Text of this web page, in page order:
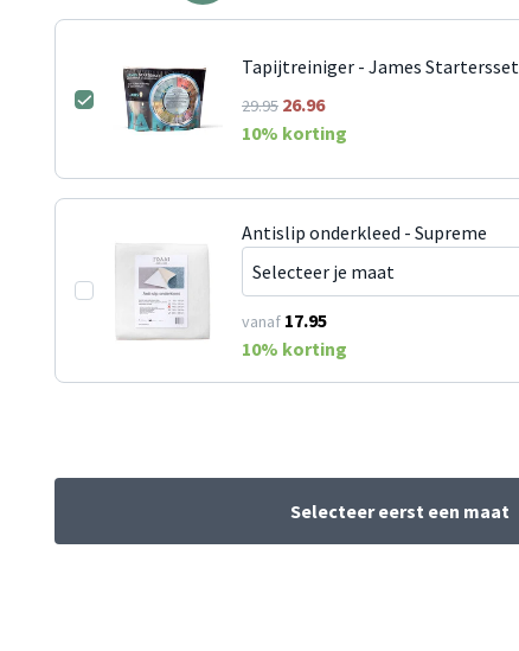
Tapijtreiniger - James Startersset
29.95 26.96
10% korting
Antislip onderkleed - Supreme
vanaf 17.95
10% korting
Selecteer eerst een maat